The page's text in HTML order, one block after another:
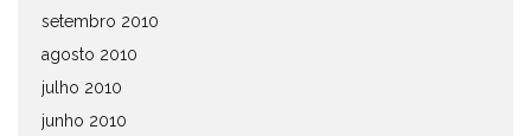
setembro 2010
agosto 2010
julho 2010
junho 2010